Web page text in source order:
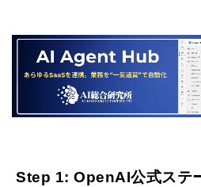
Step 1: OpenAI公式ステ